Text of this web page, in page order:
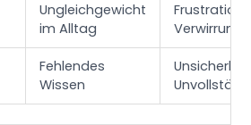
Ungleichgewicht
im Alltag
Frustration,
Verwirrung
Fehlendes
Wissen